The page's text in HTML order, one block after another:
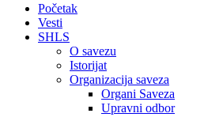
Početak
Vesti
SHLS
O savezu
Istorijat
Organizacija saveza
Organi Saveza
Upravni odbor